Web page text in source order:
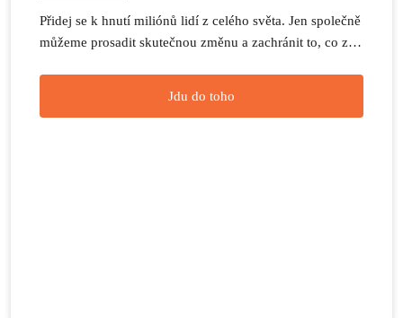
Přidej se k hnutí miliónů lidí z celého světa. Jen společně
můžeme prosadit skutečnou změnu a zachránit to, co z
Jdu do toho